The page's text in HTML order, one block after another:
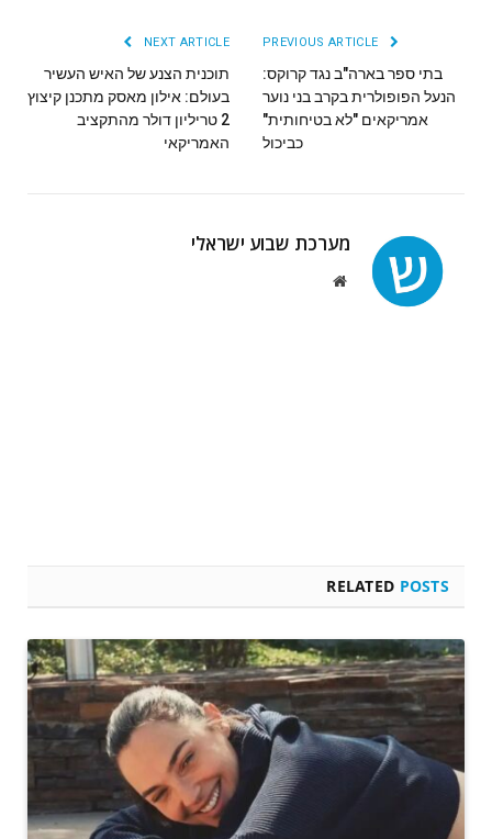
בתי ספר בארה"ב נגד קרוקס:
הנעל הפופולרית בקרב בני נוער
אמריקאים "לא בטיחותית"
כביכול
NEXT ARTICLE
תוכנית הצנע של האיש העשיר
בעולם: אילון מאסק מתכנן קיצוץ
2 טריליון דולר מהתקציב
האמריקאי
מערכת שבוע ישראלי
Website
RELATED POSTS